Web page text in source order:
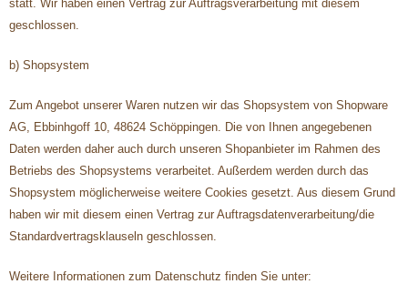
statt. Wir haben einen Vertrag zur Auftragsverarbeitung mit diesem
geschlossen.
b) Shopsystem
Zum Angebot unserer Waren nutzen wir das Shopsystem von Shopware
AG, Ebbinhgoff 10, 48624 Schöppingen. Die von Ihnen angegebenen
Daten werden daher auch durch unseren Shopanbieter im Rahmen des
Betriebs des Shopsystems verarbeitet. Außerdem werden durch das
Shopsystem möglicherweise weitere Cookies gesetzt. Aus diesem Grund
haben wir mit diesem einen Vertrag zur Auftragsdatenverarbeitung/die
Standardvertragsklauseln geschlossen.
Weitere Informationen zum Datenschutz finden Sie unter: